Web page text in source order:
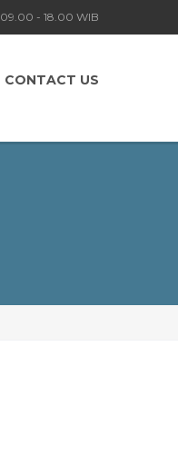
09.00 - 18.00 WIB
CONTACT US